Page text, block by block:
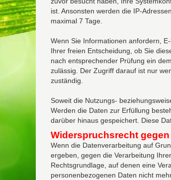
ist. Ansonsten werden die IP-
maximal 7 Tage.
Wenn Sie Informationen anfordern,
Ihrer freien Entscheidung, ob Sie
nach entsprechender Prüfung ein
zulässig. Der Zugriff darauf ist nur
zuständig.
Soweit die Nutzungs-
Werden die Daten zur Erfüllung
darüber hinaus gespeichert. Diese
Widerspruchsrecht
Wenn die Datenverarbeitung auf
ergeben, gegen die Verarbeitung
Rechtsgrundlage, auf denen eine
personenbezogenen Daten nicht